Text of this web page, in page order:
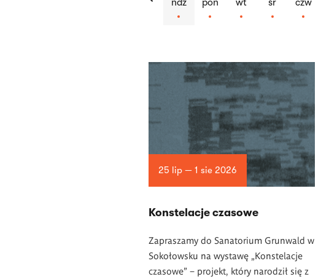
ndz
pon
wt
śr
czw
artykułów
25 lip — 1 sie 2026
Konstelacje czasowe
Zapraszamy do Sanatorium Grunwald w
Sokołowsku na wystawę „Konstelacje
czasowe” – projekt, który narodził się z